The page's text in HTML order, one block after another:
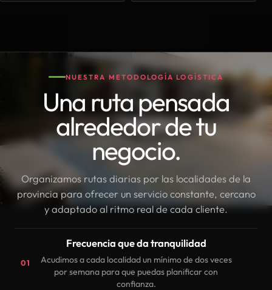
NUESTRA METODOLOGÍA LOGÍSTICA
Una ruta pensada
alrededor de tu
negocio.
Organizamos rutas diarias por las localidades de la
provincia para ofrecer un servicio constante, cercano
y adaptado al ritmo real de cada cliente.
01
Frecuencia que da tranquilidad
Acudimos a cada localidad un mínimo de dos veces
por semana para que puedas planificar con
confianza.